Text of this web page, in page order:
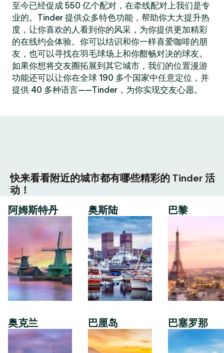
至今已经促成 550 亿个配对，在牵线配对上我们是专
业的。Tinder 提供众多特色功能，帮助你大大提升热
度，让你喜欢的人看到你的风采，为你提供更加精彩
的在线约会体验。你可以结识和你一样喜爱咖啡的朋
友，也可以寻找在羽毛球场上和你酣畅对决的球友。
如果你想将交友圈拓展到其它城市，我们的位置漫游
功能还可以让你在全球 190 多个国家中任意定位，并
提供 40 多种语言——Tinder，为你实现交友心愿。
快来看看附近的城市都有哪些精彩的 Tinder 活
动！
阿姆斯特丹
奥克兰
奥斯陆
巴厘岛
巴黎
巴塞罗那